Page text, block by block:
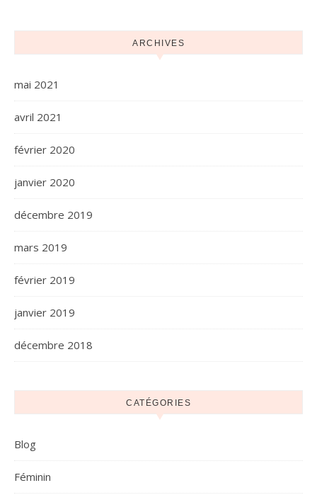
ARCHIVES
mai 2021
avril 2021
février 2020
janvier 2020
décembre 2019
mars 2019
février 2019
janvier 2019
décembre 2018
CATÉGORIES
Blog
Féminin